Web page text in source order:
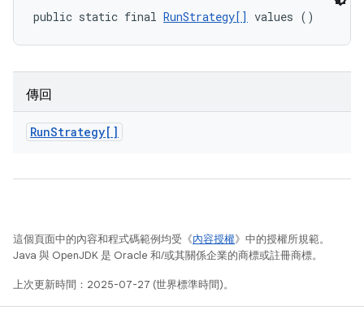
public static final RunStrategy[] values ()
傳回
RunStrategy[]
這個頁面中的內容和程式碼範例均受《內容授權》中的授權所規範。
Java 與 OpenJDK 是 Oracle 和/或其關係企業的商標或註冊商標。
上次更新時間：2025-07-27 (世界標準時間)。